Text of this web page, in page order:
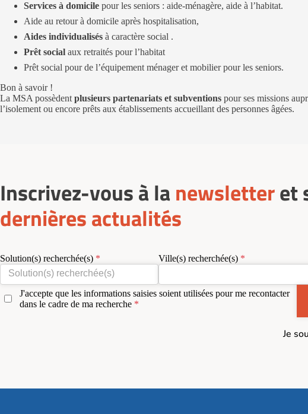
Services à domicile pour les seniors : aide-ménagère, aide à l’habitat.
Aide au retour à domicile après hospitalisation,
Aides individualisés à caractère social .
Prêt social aux retraités pour l’habitat
Prêt social pour de l’équipement ménager et mobilier pour les seniors.
Bon à savoir !
La MSA possèdent plusieurs partenariats et subventions pour ses missions
l’isolement ou encore prêts aux établissements accueillant des personnes âgées.
Inscrivez-vous à lanewsletteret
dernières actualités
Solution(s) recherchée(s) Ville(s) recherchée(s)
J'accepte que les informations saisies soient utilisées pour me recontacter
dans le cadre de ma recherche
Je